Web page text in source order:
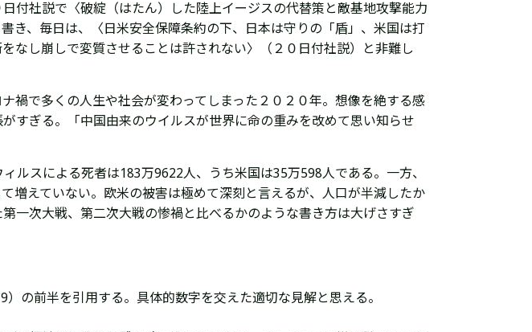
付社説で〈破綻（はたん）した陸上イージスの代替策と敵基地攻撃能力
き、毎日は、〈日米安全保障条約の下、日本は守りの「盾」、米国は打
なし崩しで変質させることは許されない〉（２０日付社説）と非難し
禍で多くの人生や社会が変わってしまった２０２０年。想像を絶する感
すぎる。「中国由来のウイルスが世界に命の重みを改めて思い知らせ
ルスによる死者は183万9622人、うち米国は35万598人である。一方、
増えていない。欧米の被害は極めて深刻と言えるが、人口が半減したか
第一次大戦、第二次大戦の惨禍と比べるかのような書き方は大げさすぎ
の前半を引用する。具体的数字を交えた適切な見解と思える。